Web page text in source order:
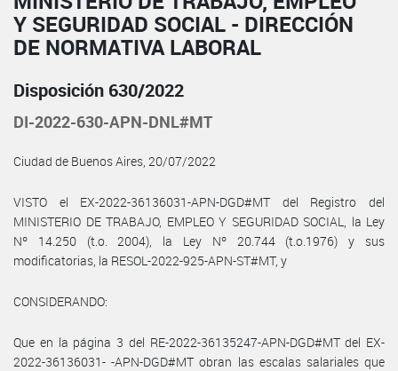
Y SEGURIDAD SOCIAL - DIRECCIÓN
DE NORMATIVA LABORAL
Disposición 630/2022
DI-2022-630-APN-DNL#MT
Ciudad de Buenos Aires, 20/07/2022
VISTO el EX-2022-36136031-APN-DGD#MT del Registro del
MINISTERIO DE TRABAJO, EMPLEO Y SEGURIDAD SOCIAL, la Ley
Nº 14.250 (t.o. 2004), la Ley Nº 20.744 (t.o.1976) y sus
modificatorias, la RESOL-2022-925-APN-ST#MT, y
CONSIDERANDO:
Que en la página 3 del RE-2022-36135247-APN-DGD#MT del EX-
2022-36136031- -APN-DGD#MT obran las escalas salariales que